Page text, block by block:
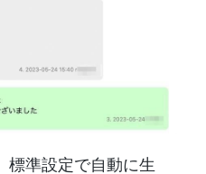
標準設定で自動に生